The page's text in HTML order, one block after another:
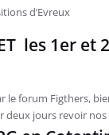
d’Evreux
les 1er et
le forum Figthers,
deux jours revoir nos